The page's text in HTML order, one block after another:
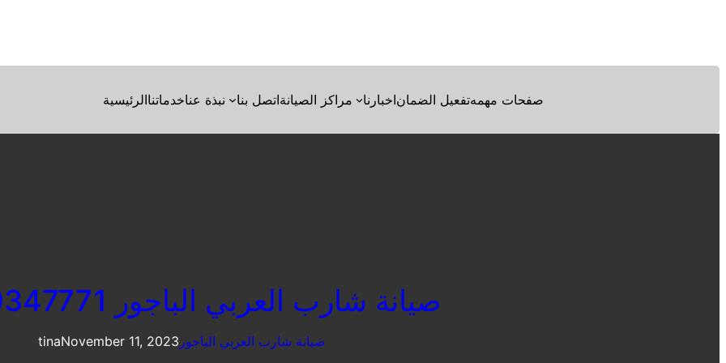
الرئيسيةخدماتنانبذة عنا اتصل بنامراكز الصيانة اخبارناتفعيل الضمانصفحات مهمه
صيانة شارب العربي الباجور 01129347771
tinaNovember 11, 2023 صيانة شارب العربي الباجور